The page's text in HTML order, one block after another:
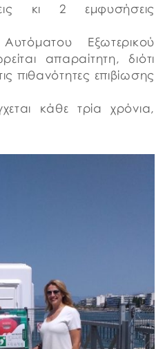
κι 2 εμφυσήσεις
Εξωτερικού
απαραίτητη, διότι
πιθανότητες επιβίωσης
κάθε τρία χρόνια,